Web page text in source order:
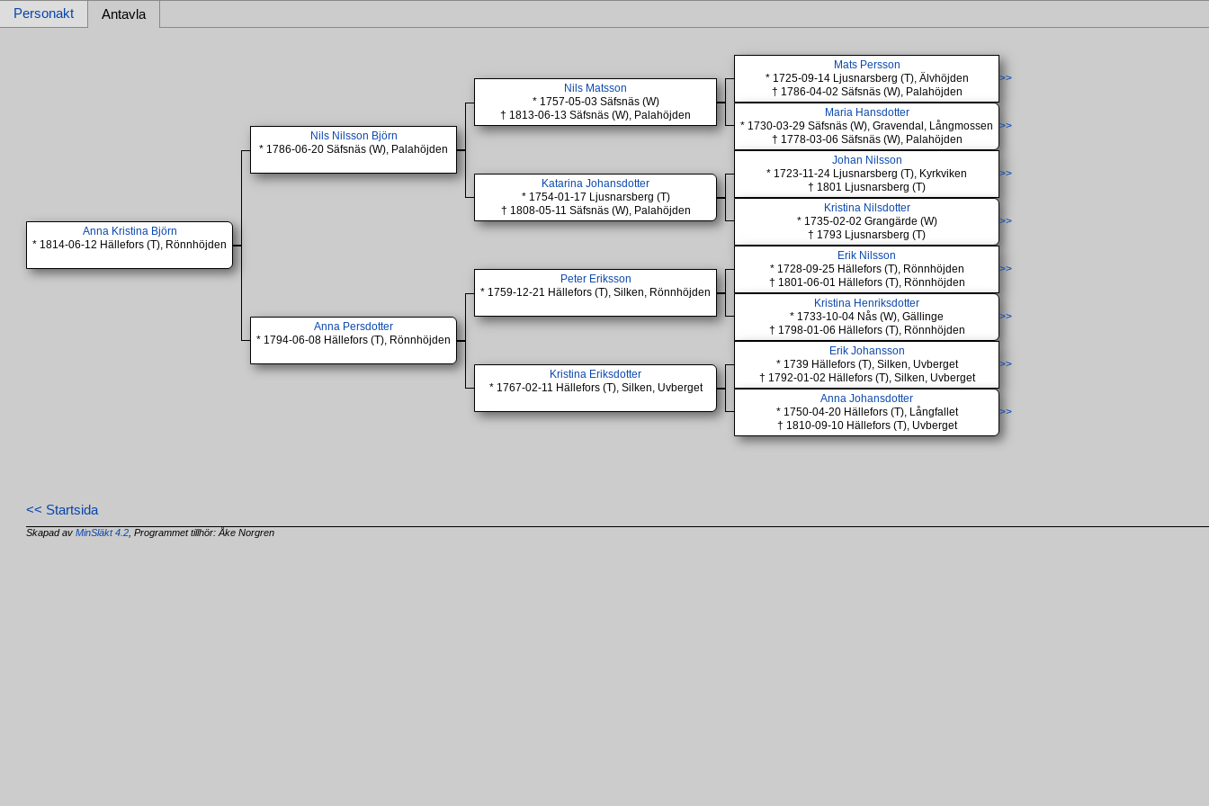
Personakt Antavla
Anna Kristina Björn
* 1814-06-12 Hällefors (T), Rönnhöjden
Nils Nilsson Björn
* 1786-06-20 Säfsnäs (W), Palahöjden
Nils Matsson
* 1757-05-03 Säfsnäs (W)
† 1813-06-13 Säfsnäs (W), Palahöjden
Mats Persson
* 1725-09-14 Ljusnarsberg (T), Älvhöjden
† 1786-04-02 Säfsnäs (W), Palahöjden
>>
Maria Hansdotter
* 1730-03-29 Säfsnäs (W), Gravendal, Långmossen
† 1778-03-06 Säfsnäs (W), Palahöjden
>>
Katarina Johansdotter
* 1754-01-17 Ljusnarsberg (T)
† 1808-05-11 Säfsnäs (W), Palahöjden
Johan Nilsson
* 1723-11-24 Ljusnarsberg (T), Kyrkviken
† 1801 Ljusnarsberg (T)
>>
Kristina Nilsdotter
* 1735-02-02 Grangärde (W)
† 1793 Ljusnarsberg (T)
>>
Anna Persdotter
* 1794-06-08 Hällefors (T), Rönnhöjden
Peter Eriksson
* 1759-12-21 Hällefors (T), Silken, Rönnhöjden
Erik Nilsson
* 1728-09-25 Hällefors (T), Rönnhöjden
† 1801-06-01 Hällefors (T), Rönnhöjden
>>
Kristina Henriksdotter
* 1733-10-04 Nås (W), Gällinge
† 1798-01-06 Hällefors (T), Rönnhöjden
>>
Kristina Eriksdotter
* 1767-02-11 Hällefors (T), Silken, Uvberget
Erik Johansson
* 1739 Hällefors (T), Silken, Uvberget
† 1792-01-02 Hällefors (T), Silken, Uvberget
>>
Anna Johansdotter
* 1750-04-20 Hällefors (T), Långfallet
† 1810-09-10 Hällefors (T), Uvberget
>>
<< Startsida
Skapad avMinSläkt 4.2 , Programmet tillhör: Åke Norgren